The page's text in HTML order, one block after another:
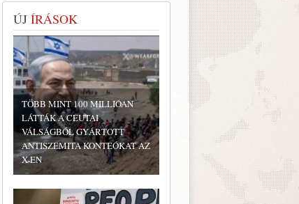
ÚJ ÍRÁSOK
TÖBB MINT 100 MILLIÓAN
LÁTTÁK A CEUTAI
VÁLSÁGBÓL GYÁRTOTT
ANTISZEMITA KONTEÓKAT AZ
X-EN